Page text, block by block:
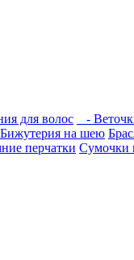
для волос -
Бижутерия на шею
перчатки Сумочки